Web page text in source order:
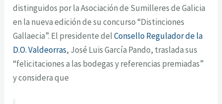
distinguidos por la Asociación de Sumilleres de Galicia
en la nueva edición de su concurso “Distinciones
Gallaecia”. El presidente delConsello Regulador de la
D.O. Valdeorras, José Luis García Pando, traslada sus
“felicitaciones a las bodegas y referencias premiadas”
y considera que